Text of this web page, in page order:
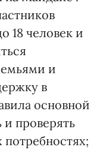
18 человек и
и
в
основной
и проверять